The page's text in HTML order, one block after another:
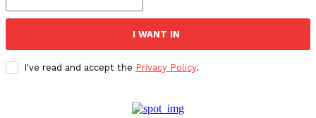
I WANT IN
I've read and accept the Privacy Policy.